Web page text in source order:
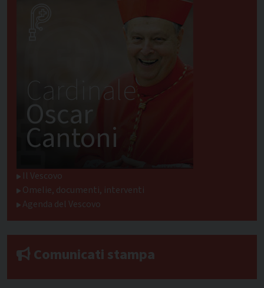
Cardinale
Oscar
Cantoni
Il Vescovo
Omelie, documenti, interventi
Agenda del Vescovo
Comunicati stampa